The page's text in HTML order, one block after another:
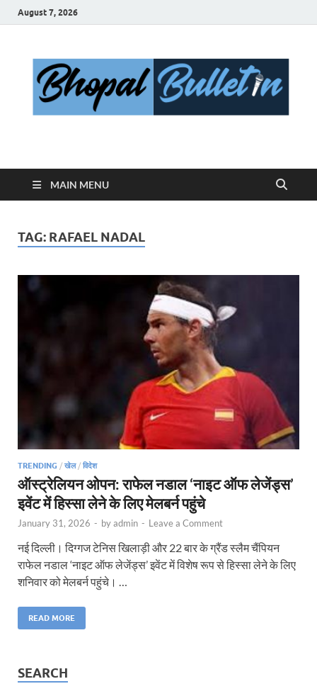
August 7, 2026
Bhopal Bulletin
MAIN MENU
TAG: RAFAEL NADAL
TRENDING / खेल/ विदेश
ऑस्ट्रेलियन ओपन: राफेल नडाल ‘नाइट ऑफ लेजेंड्स’
इवेंट में हिस्सा लेने के लिए मेलबर्न पहुंचे
January 31, 2026 - byadmin - Leave a Comment
नई दिल्ली। दिग्गज टेनिस खिलाड़ी और 22 बार के ग्रैंड स्लैम चैंपियन
राफेल नडाल ‘नाइट ऑफ लेजेंड्स’ इवेंट में विशेष रूप से हिस्सा लेने के लिए
शनिवार को मेलबर्न पहुंचे। …
READ MORE
SEARCH